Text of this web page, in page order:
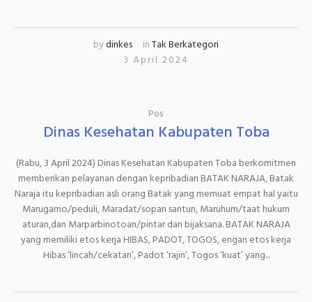
bydinkes inTak Berkategori
3 April 2024
Pos
Dinas Kesehatan Kabupaten Toba
(Rabu, 3 April 2024) Dinas Kesehatan Kabupaten Toba berkomitmen
memberikan pelayanan dengan kepribadian BATAK NARAJA, Batak
Naraja itu kepribadian asli orang Batak yang memuat empat hal yaitu
Marugamo/peduli, Maradat/sopan santun, Maruhum/taat hukum
aturan,dan Marparbinotoan/pintar dan bijaksana. BATAK NARAJA
yang memiliki etos kerja HIBAS, PADOT, TOGOS, engan etos kerja
Hibas ‘lincah/cekatan’, Padot ‘rajin’, Togos ‘kuat’ yang...